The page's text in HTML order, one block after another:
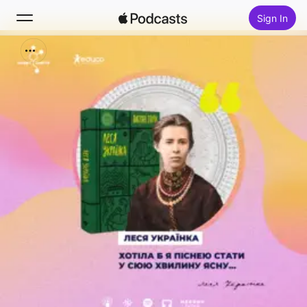
Sign In
Search
Top Charts